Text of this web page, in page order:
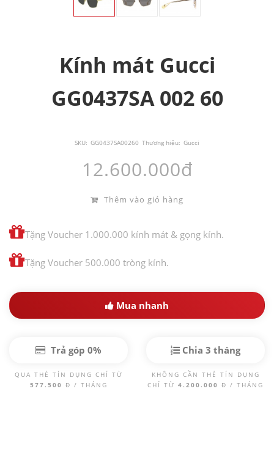
Kính mát Gucci
GG0437SA 002 60
SKU: GG0437SA00260 Thương hiệu: Gucci
12.600.000đ
Thêm vào giỏ hàng
Tặng Voucher 1.000.000 kính mát & gọng kính.
Tặng Voucher 500.000 tròng kính.
Mua nhanh
Trả góp 0%
QUA THẺ TÍN DỤNG CHỈ TỪ
577.500 Đ / THÁNG
Chia 3 tháng
KHÔNG CẦN THẺ TÍN DỤNG
CHỈ TỪ 4.200.000 Đ / THÁNG